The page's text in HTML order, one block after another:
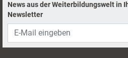
News aus der Weiterbildungswelt in
Newsletter